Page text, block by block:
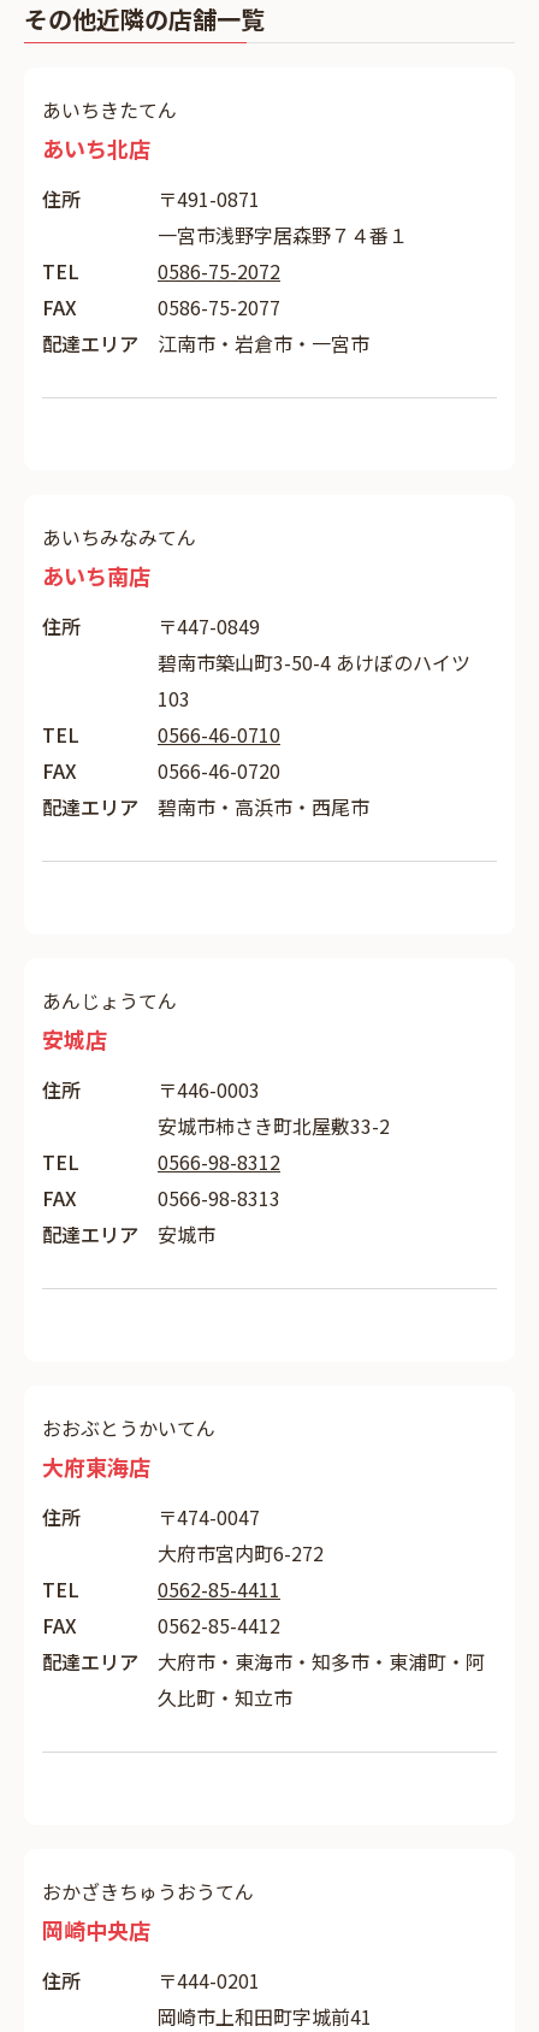
その他近隣の店舗一覧
あいちきたてん
あいち北店
住所
〒491-0871
一宮市浅野字居森野７４番１
TEL
0586-75-2072
FAX
0586-75-2077
配達エリア
江南市・岩倉市・一宮市
あいちみなみてん
あいち南店
住所
〒447-0849
碧南市築山町3-50-4 あけぼのハイツ
103
TEL
0566-46-0710
FAX
0566-46-0720
配達エリア
碧南市・高浜市・西尾市
あんじょうてん
安城店
住所
〒446-0003
安城市柿さき町北屋敷33-2
TEL
0566-98-8312
FAX
0566-98-8313
配達エリア
安城市
おおぶとうかいてん
大府東海店
住所
〒474-0047
大府市宮内町6-272
TEL
0562-85-4411
FAX
0562-85-4412
配達エリア
大府市・東海市・知多市・東浦町・阿
久比町・知立市
おかざきちゅうおうてん
岡崎中央店
住所
〒444-0201
岡崎市上和田町字城前41